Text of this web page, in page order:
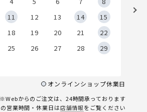
11 12 13 14
15
18 19 20 21
22
25 26 27 28
29
オンラインショップ休業日
※Webからのご注文は、24時間承っております
営業時間・休業日は店舗情報をご覧ください